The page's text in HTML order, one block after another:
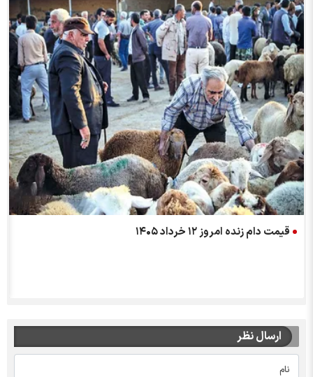
قیمت دام زنده امروز ۱۲ خرداد ۱۴۰۵
ارسال نظر